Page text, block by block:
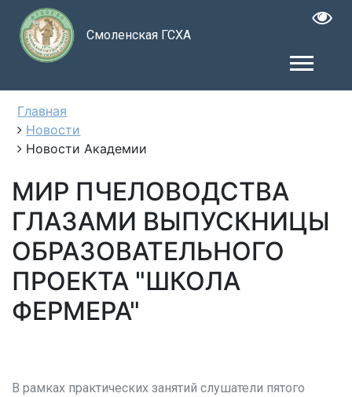
Смоленская ГСХА
Главная
Новости
Новости Академии
МИР ПЧЕЛОВОДСТВА
ГЛАЗАМИ ВЫПУСКНИЦЫ
ОБРАЗОВАТЕЛЬНОГО
ПРОЕКТА "ШКОЛА
ФЕРМЕРА"
В рамках практических занятий слушатели пятого